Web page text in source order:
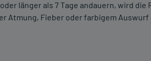
länger als 7 Tage andauern, wird die
Atmung, Fieber oder farbigem